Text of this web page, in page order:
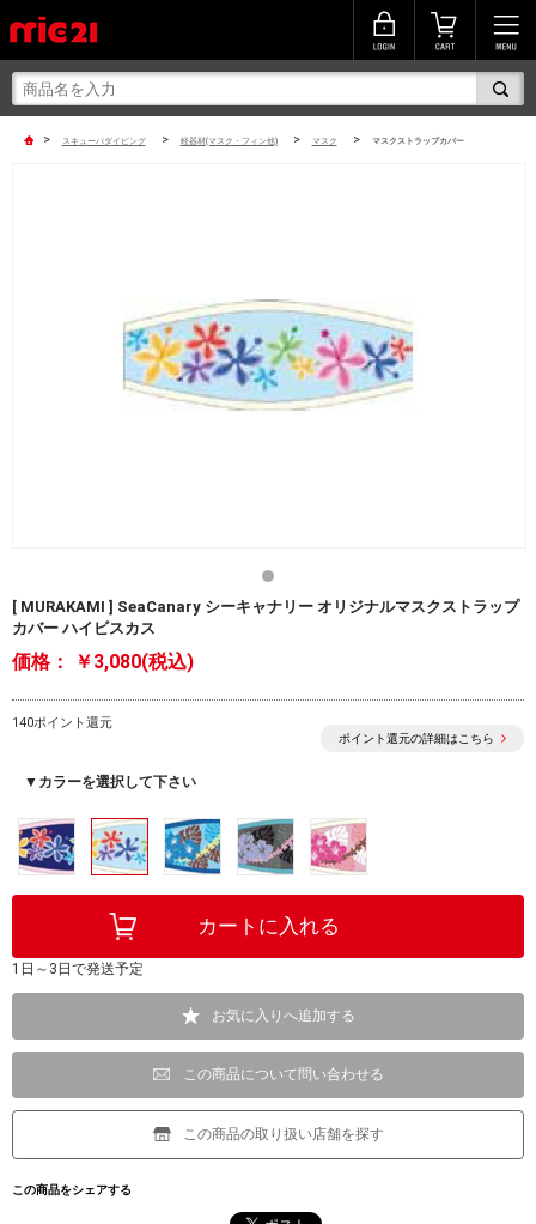
> スキューバダイビング > 軽器材(マスク・フィン他) > マスク > マスクストラップカバー
[ MURAKAMI ] SeaCanary シーキャナリー オリジナルマスクストラップ
カバー ハイビスカス
価格： ￥3,080(税込)
140ポイント還元
ポイント還元の詳細はこちら
▼カラーを選択して下さい
1日～3日で発送予定
お気に入りへ追加する
この商品について問い合わせる
この商品の取り扱い店舗を探す
この商品をシェアする